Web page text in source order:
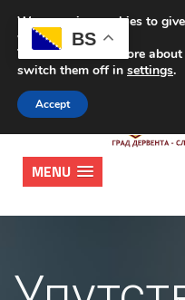
MENU
BS
We are using cookies to
website.
You can find out more
switch them off in settings.
Accept